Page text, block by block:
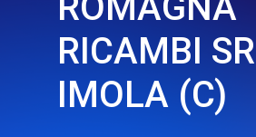
RICAMBI
IMOLA (C)